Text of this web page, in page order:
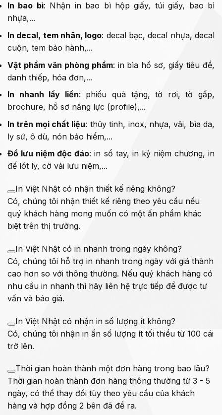
In bao bì: Nhận in bao bì hộp giấy, túi giấy, bao bì
nhựa,...
In decal, tem nhãn, logo: decal bạc, decal nhựa, decal
cuộn, tem bảo hành,...
Vật phẩm văn phòng phẩm: in bìa hồ sơ, giấy tiêu đề,
danh thiếp, hóa đơn,...
In nhanh lấy liền: phiếu quà tặng, tờ rơi, tờ gấp,
brochure, hồ sơ năng lực (profile),...
In trên mọi chất liệu: thủy tinh, inox, nhựa, vải, bìa da,
ly sứ, ô dù, nón bảo hiểm,...
Đồ lưu niệm độc đáo: in sổ tay, in kỷ niệm chương, in
đế lót ly, cờ vải lưu niệm,...
In Việt Nhật có nhận thiết kế riêng không?
Có, chúng tôi nhận thiết kế riêng theo yêu cầu nếu
quý khách hàng mong muốn có một ấn phẩm khác
biệt trên thị trường.
In Việt Nhật có in nhanh trong ngày không?
Có, chúng tôi hỗ trợ in nhanh trong ngày với giá thành
cao hơn so với thông thường. Nếu quý khách hàng có
nhu cầu in nhanh thì hãy liên hệ trực tiếp để được tư
vấn và báo giá.
In Việt Nhật có nhận in số lượng ít không?
Có, chúng tôi nhận in ấn số lượng ít tối thiểu từ 100 cái
trở lên.
Thời gian hoàn thành một đơn hàng trong bao lâu?
Thời gian hoàn thành đơn hàng thông thường từ 3 - 5
ngày, có thể thay đổi tùy theo yêu cầu của khách
hàng và hợp đồng 2 bên đã đề ra.